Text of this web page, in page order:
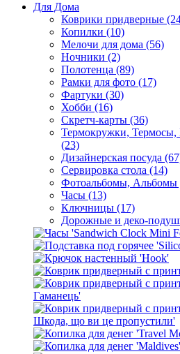
Для Дома
Коврики придверные
Копилки (10)
Мелочи для дома (56)
Ночники (2)
Полотенца (89)
Рамки для фото (17)
Фартуки (30)
Хобби (16)
Скретч-карты (36)
Термокружки,
(23)
Дизайнерская посуда
Сервировка стола (14)
Фотоальбомы, Альбомы
Часы (13)
Ключницы (17)
Дорожные и деко-